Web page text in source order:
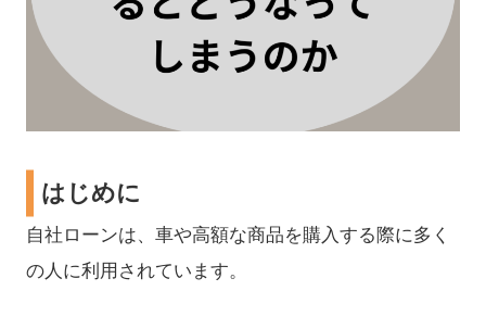
はじめに
自社ローンは、車や高額な商品を購入する際に多く
の人に利用されています。